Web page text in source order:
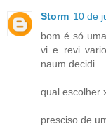
Storm 10 de
bom é só
vi e revi
naum decidi
qual escolher
presciso de